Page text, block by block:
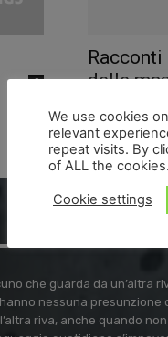
0
delle
che guarda da
nessuna presunzione
riva, anche quando
We use cookies
relevant
repeat visits. By
of ALL the cookies.
Cookie settings